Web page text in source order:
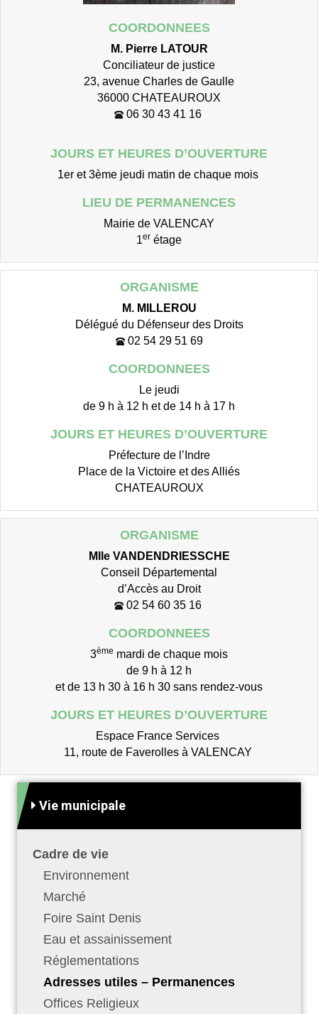
COORDONNEES
M. Pierre LATOUR
Conciliateur de justice
23, avenue Charles de Gaulle
36000 CHATEAUROUX
06 30 43 41 16
JOURS ET HEURES D’OUVERTURE
1er et 3ème jeudi matin de chaque mois
LIEU DE PERMANENCES
Mairie de VALENCAY
1er étage
ORGANISME
M. MILLEROU
Délégué du Défenseur des Droits
02 54 29 51 69
COORDONNEES
Le jeudi
de 9 h à 12 h et de 14 h à 17 h
JOURS ET HEURES D’OUVERTURE
Préfecture de l’Indre
Place de la Victoire et des Alliés
CHATEAUROUX
ORGANISME
Mlle VANDENDRIESSCHE
Conseil Départemental
d’Accès au Droit
02 54 60 35 16
COORDONNEES
3ème mardi de chaque mois
de 9 h à 12 h
et de 13 h 30 à 16 h 30 sans rendez-vous
JOURS ET HEURES D’OUVERTURE
Espace France Services
11, route de Faverolles à VALENCAY
Vie municipale
Cadre de vie
Environnement
Marché
Foire Saint Denis
Eau et assainissement
Réglementations
Adresses utiles – Permanences
Offices Religieux